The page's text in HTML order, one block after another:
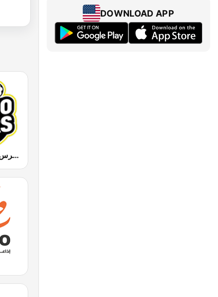
Radio Mars (راديو مرس)
DOWNLOAD APP